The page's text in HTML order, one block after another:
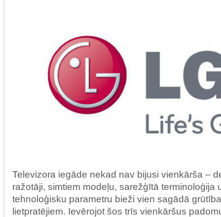
Televizora iegāde nekad nav bijusi vienkārša –
ražotāji, simtiem modeļu, sarežģītā terminoloģija
tehnoloģisku parametru bieži vien sagādā
lietpratējiem. Ievērojot šos trīs vienkāršus